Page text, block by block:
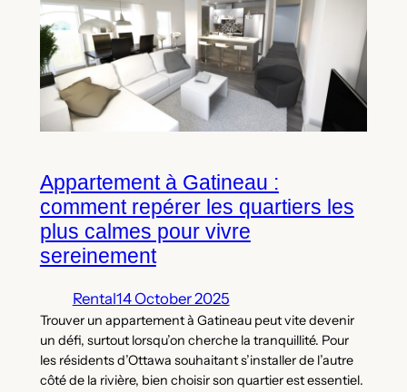
Appartement à Gatineau :
comment repérer les quartiers les
plus calmes pour vivre
sereinement
Rental14 October 2025
Trouver un appartement à Gatineau peut vite devenir
un défi, surtout lorsqu’on cherche la tranquillité. Pour
les résidents d’Ottawa souhaitant s’installer de l’autre
côté de la rivière, bien choisir son quartier est essentiel.